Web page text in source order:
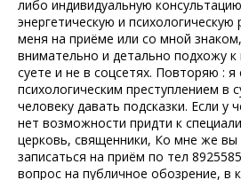
либо индивидуальную
энергетическую и
меня на приёме или со мной
внимательно и детально подхожу
суете и не в соцсетях. Повторяю : я
психологическим преступлением в
человеку давать подсказки. Если у
нет возможности придти к
церковь, священники, Ко мне же вы
записаться на приём по тел
вопрос на публичное обозрение, в